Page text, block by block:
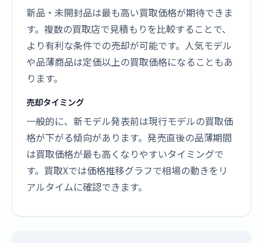
新品・未開封品は最も高い買取価格が期待できま
す。複数の買取店で見積もりを比較することで、
より有利な条件での売却が可能です。人気モデル
や品薄商品は定価以上の買取価格になることもあ
ります。
売却タイミング
一般的に、新モデル発表前は現行モデルの買取価
格が下がる傾向があります。発売直後の品薄期間
は買取価格が最も高くなりやすいタイミングで
す。買取Xでは価格推移グラフで相場の動きをリ
アルタイムに確認できます。